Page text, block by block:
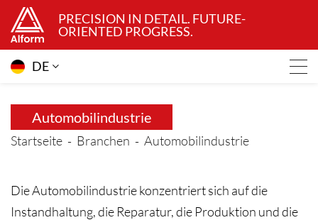
PRECISION IN DETAIL. FUTURE-
ORIENTED PROGRESS.
DE
Automobilindustrie
Startseite Branchen Automobilindustrie
Die Automobilindustrie konzentriert sich auf die
Instandhaltung, die Reparatur, die Produktion und die